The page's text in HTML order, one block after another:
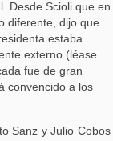
Desde Scioli que en
diferente, dijo que
estaba
externo (léase
fue de gran
convencido a los
Sanz y Julio Cobos